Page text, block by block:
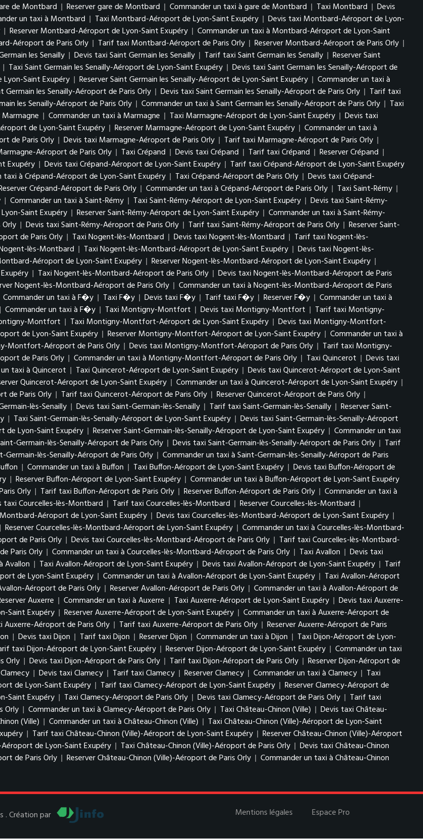
de Montbard | Reserver gare de Montbard | Commander un taxi à gare de Montbard | Taxi Montbard | Devis
un taxi à Montbard | Taxi Montbard-Aéroport de Lyon-Saint Exupéry | Devis taxi Montbard-Aéroport de Lyon-
| Reserver Montbard-Aéroport de Lyon-Saint Exupéry | Commander un taxi à Montbard-Aéroport de Lyon-Saint
Aéroport de Paris Orly | Tarif taxi Montbard-Aéroport de Paris Orly | Reserver Montbard-Aéroport de Paris Orly |
les Senailly | Devis taxi Saint Germain les Senailly | Tarif taxi Saint Germain les Senailly | Reserver Saint
| Taxi Saint Germain les Senailly-Aéroport de Lyon-Saint Exupéry | Devis taxi Saint Germain les Senailly-Aéroport de
Saint Exupéry | Reserver Saint Germain les Senailly-Aéroport de Lyon-Saint Exupéry | Commander un taxi à
Germain les Senailly-Aéroport de Paris Orly | Devis taxi Saint Germain les Senailly-Aéroport de Paris Orly | Tarif taxi
les Senailly-Aéroport de Paris Orly | Commander un taxi à Saint Germain les Senailly-Aéroport de Paris Orly | Taxi
Marmagne | Commander un taxi à Marmagne | Taxi Marmagne-Aéroport de Lyon-Saint Exupéry | Devis taxi
de Lyon-Saint Exupéry | Reserver Marmagne-Aéroport de Lyon-Saint Exupéry | Commander un taxi à
de Paris Orly | Devis taxi Marmagne-Aéroport de Paris Orly | Tarif taxi Marmagne-Aéroport de Paris Orly |
Aéroport de Paris Orly | Taxi Crépand | Devis taxi Crépand | Tarif taxi Crépand | Reserver Crépand |
Exupéry | Devis taxi Crépand-Aéroport de Lyon-Saint Exupéry | Tarif taxi Crépand-Aéroport de Lyon-Saint Exupéry
taxi à Crépand-Aéroport de Lyon-Saint Exupéry | Taxi Crépand-Aéroport de Paris Orly | Devis taxi Crépand-
Crépand-Aéroport de Paris Orly | Commander un taxi à Crépand-Aéroport de Paris Orly | Taxi Saint-Rémy |
| Commander un taxi à Saint-Rémy | Taxi Saint-Rémy-Aéroport de Lyon-Saint Exupéry | Devis taxi Saint-Rémy-
Saint Exupéry | Reserver Saint-Rémy-Aéroport de Lyon-Saint Exupéry | Commander un taxi à Saint-Rémy-
| Devis taxi Saint-Rémy-Aéroport de Paris Orly | Tarif taxi Saint-Rémy-Aéroport de Paris Orly | Reserver Saint-
de Paris Orly | Taxi Nogent-lès-Montbard | Devis taxi Nogent-lès-Montbard | Tarif taxi Nogent-lès-
lès-Montbard | Taxi Nogent-lès-Montbard-Aéroport de Lyon-Saint Exupéry | Devis taxi Nogent-lès-
Aéroport de Lyon-Saint Exupéry | Reserver Nogent-lès-Montbard-Aéroport de Lyon-Saint Exupéry |
| Taxi Nogent-lès-Montbard-Aéroport de Paris Orly | Devis taxi Nogent-lès-Montbard-Aéroport de Paris
Nogent-lès-Montbard-Aéroport de Paris Orly | Commander un taxi à Nogent-lès-Montbard-Aéroport de Paris
Commander un taxi à F�y | Taxi F�y | Devis taxi F�y | Tarif taxi F�y | Reserver F�y | Commander un taxi à
| Commander un taxi à F�y | Taxi Montigny-Montfort | Devis taxi Montigny-Montfort | Tarif taxi Montigny-
Montfort | Taxi Montigny-Montfort-Aéroport de Lyon-Saint Exupéry | Devis taxi Montigny-Montfort-
de Lyon-Saint Exupéry | Reserver Montigny-Montfort-Aéroport de Lyon-Saint Exupéry | Commander un taxi à
Montfort-Aéroport de Paris Orly | Devis taxi Montigny-Montfort-Aéroport de Paris Orly | Tarif taxi Montigny-
de Paris Orly | Commander un taxi à Montigny-Montfort-Aéroport de Paris Orly | Taxi Quincerot | Devis taxi
taxi à Quincerot | Taxi Quincerot-Aéroport de Lyon-Saint Exupéry | Devis taxi Quincerot-Aéroport de Lyon-Saint
Quincerot-Aéroport de Lyon-Saint Exupéry | Commander un taxi à Quincerot-Aéroport de Lyon-Saint Exupéry |
de Paris Orly | Tarif taxi Quincerot-Aéroport de Paris Orly | Reserver Quincerot-Aéroport de Paris Orly |
lès-Senailly | Devis taxi Saint-Germain-lès-Senailly | Tarif taxi Saint-Germain-lès-Senailly | Reserver Saint-
| Taxi Saint-Germain-lès-Senailly-Aéroport de Lyon-Saint Exupéry | Devis taxi Saint-Germain-lès-Senailly-Aéroport
de Lyon-Saint Exupéry | Reserver Saint-Germain-lès-Senailly-Aéroport de Lyon-Saint Exupéry | Commander un taxi
Germain-lès-Senailly-Aéroport de Paris Orly | Devis taxi Saint-Germain-lès-Senailly-Aéroport de Paris Orly | Tarif
Germain-lès-Senailly-Aéroport de Paris Orly | Commander un taxi à Saint-Germain-lès-Senailly-Aéroport de Paris
| Commander un taxi à Buffon | Taxi Buffon-Aéroport de Lyon-Saint Exupéry | Devis taxi Buffon-Aéroport de
| Reserver Buffon-Aéroport de Lyon-Saint Exupéry | Commander un taxi à Buffon-Aéroport de Lyon-Saint Exupéry
Orly | Tarif taxi Buffon-Aéroport de Paris Orly | Reserver Buffon-Aéroport de Paris Orly | Commander un taxi à
taxi Courcelles-lès-Montbard | Tarif taxi Courcelles-lès-Montbard | Reserver Courcelles-lès-Montbard |
Aéroport de Lyon-Saint Exupéry | Devis taxi Courcelles-lès-Montbard-Aéroport de Lyon-Saint Exupéry |
| Reserver Courcelles-lès-Montbard-Aéroport de Lyon-Saint Exupéry | Commander un taxi à Courcelles-lès-Montbard-
de Paris Orly | Devis taxi Courcelles-lès-Montbard-Aéroport de Paris Orly | Tarif taxi Courcelles-lès-Montbard-
Paris Orly | Commander un taxi à Courcelles-lès-Montbard-Aéroport de Paris Orly | Taxi Avallon | Devis taxi
Avallon | Taxi Avallon-Aéroport de Lyon-Saint Exupéry | Devis taxi Avallon-Aéroport de Lyon-Saint Exupéry | Tarif
de Lyon-Saint Exupéry | Commander un taxi à Avallon-Aéroport de Lyon-Saint Exupéry | Taxi Avallon-Aéroport
Aéroport de Paris Orly | Reserver Avallon-Aéroport de Paris Orly | Commander un taxi à Avallon-Aéroport de
Auxerre | Commander un taxi à Auxerre | Taxi Auxerre-Aéroport de Lyon-Saint Exupéry | Devis taxi Auxerre-
Saint Exupéry | Reserver Auxerre-Aéroport de Lyon-Saint Exupéry | Commander un taxi à Auxerre-Aéroport de
Auxerre-Aéroport de Paris Orly | Tarif taxi Auxerre-Aéroport de Paris Orly | Reserver Auxerre-Aéroport de Paris
| Devis taxi Dijon | Tarif taxi Dijon | Reserver Dijon | Commander un taxi à Dijon | Taxi Dijon-Aéroport de Lyon-
taxi Dijon-Aéroport de Lyon-Saint Exupéry | Reserver Dijon-Aéroport de Lyon-Saint Exupéry | Commander un taxi
Orly | Devis taxi Dijon-Aéroport de Paris Orly | Tarif taxi Dijon-Aéroport de Paris Orly | Reserver Dijon-Aéroport de
| Devis taxi Clamecy | Tarif taxi Clamecy | Reserver Clamecy | Commander un taxi à Clamecy | Taxi
de Lyon-Saint Exupéry | Tarif taxi Clamecy-Aéroport de Lyon-Saint Exupéry | Reserver Clamecy-Aéroport de
Saint Exupéry | Taxi Clamecy-Aéroport de Paris Orly | Devis taxi Clamecy-Aéroport de Paris Orly | Tarif taxi
Orly | Commander un taxi à Clamecy-Aéroport de Paris Orly | Taxi Château-Chinon (Ville) | Devis taxi Château-
(Ville) | Commander un taxi à Château-Chinon (Ville) | Taxi Château-Chinon (Ville)-Aéroport de Lyon-Saint
| Tarif taxi Château-Chinon (Ville)-Aéroport de Lyon-Saint Exupéry | Reserver Château-Chinon (Ville)-Aéroport
de Lyon-Saint Exupéry | Taxi Château-Chinon (Ville)-Aéroport de Paris Orly | Devis taxi Château-Chinon
de Paris Orly | Reserver Château-Chinon (Ville)-Aéroport de Paris Orly | Commander un taxi à Château-Chinon
. Création par Mentions légales Espace Pro